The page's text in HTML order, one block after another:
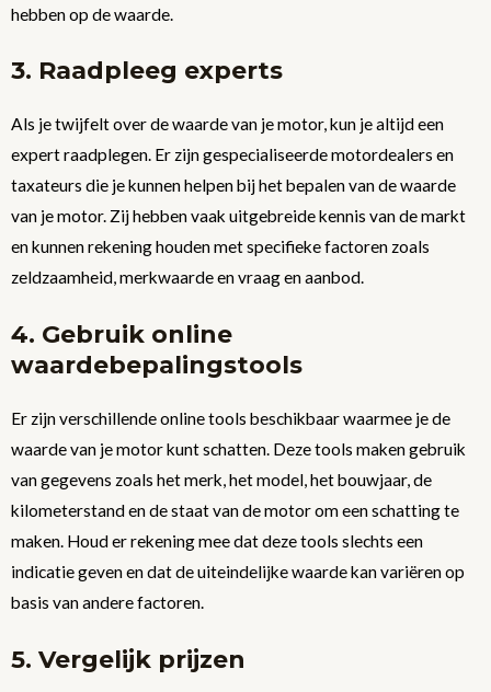
hebben op de waarde.
3. Raadpleeg experts
Als je twijfelt over de waarde van je motor, kun je altijd een
expert raadplegen. Er zijn gespecialiseerde motordealers en
taxateurs die je kunnen helpen bij het bepalen van de waarde
van je motor. Zij hebben vaak uitgebreide kennis van de markt
en kunnen rekening houden met specifieke factoren zoals
zeldzaamheid, merkwaarde en vraag en aanbod.
4. Gebruik online
waardebepalingstools
Er zijn verschillende online tools beschikbaar waarmee je de
waarde van je motor kunt schatten. Deze tools maken gebruik
van gegevens zoals het merk, het model, het bouwjaar, de
kilometerstand en de staat van de motor om een schatting te
maken. Houd er rekening mee dat deze tools slechts een
indicatie geven en dat de uiteindelijke waarde kan variëren op
basis van andere factoren.
5. Vergelijk prijzen